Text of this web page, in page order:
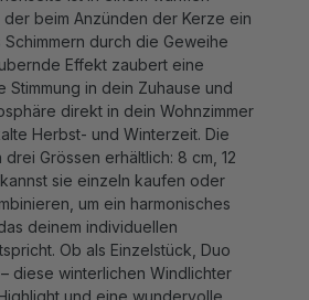
durch die Geweihe
Effekt zaubert eine
in dein Zuhause und
direkt in dein Wohnzimmer
Herbst- und Winterzeit. Die
Grössen erhältlich: 8 cm, 12
sie einzeln kaufen oder
um ein harmonisches
deinem individuellen
Ob als Einzelstück, Duo
diese winterlichen Windlichter
und eine wundervolle
Dekoration.